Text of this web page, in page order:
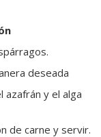
deseada
azafrán y el alga
de carne y servir.